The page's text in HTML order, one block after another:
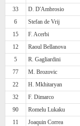
33
D. D'Ambrosio
6
Stefan de Vrij
15
F. Acerbi
12
Raoul Bellanova
5
R. Gagliardini
77
M. Brozovic
22
H. Mkhitaryan
32
F. Dimarco
90
Romelu Lukaku
11
Joaquin Correa